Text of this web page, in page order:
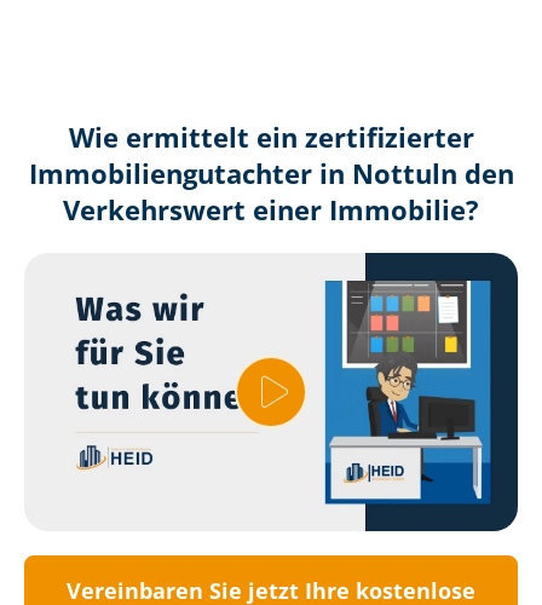
Wie ermittelt ein zertifizierter
Immobilien­gutachter in Nottuln den
Verkehrswert einer Immobilie?
Vereinbaren Sie jetzt Ihre kostenlose